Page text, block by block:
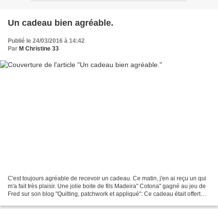
Un cadeau bien agréable.
Publié le 24/03/2016 à 14:42
Par M Christine 33
C'est toujours agréable de recevoir un cadeau. Ce matin, j'en ai reçu un qui
m'a fait très plaisir. Une jolie boite de fils Madeira" Cotona" gagné au jeu de
Fred sur son blog "Quilting, patchwork et appliqué": Ce cadeau était offert